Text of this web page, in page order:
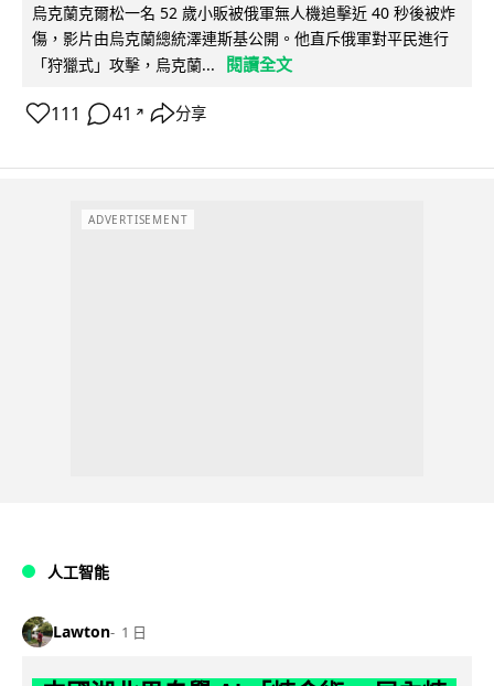
烏克蘭克爾松一名 52 歲小販被俄軍無人機追擊近 40 秒後被炸
傷，影片由烏克蘭總統澤連斯基公開。他直斥俄軍對平民進行
「狩獵式」攻擊，烏克蘭...
閱讀全文
111 41 ↗ 分享
ADVERTISEMENT
人工智能
Lawton 1 日